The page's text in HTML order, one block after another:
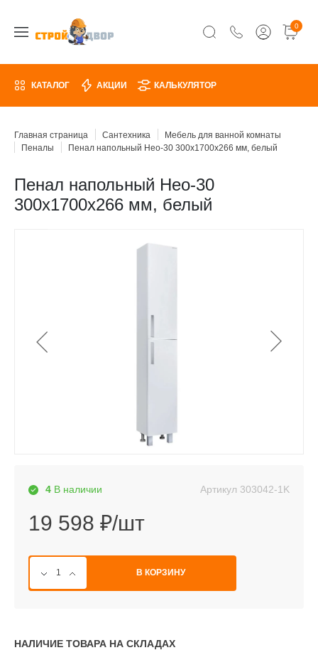
0
КАТАЛОГ АКЦИИ КАЛЬКУЛЯТОР
Главная страница Сантехника
Мебель для ванной комнаты
Пеналы
Пенал напольный Нео-30 300х1700х266 мм, белый
Пенал напольный Нео-30
300х1700х266 мм, белый
4 В наличии Артикул 303042-1K
19 598 ₽/шт
В КОРЗИНУ
НАЛИЧИЕ ТОВАРА НА СКЛАДАХ